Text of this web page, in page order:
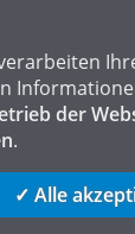
OF LOGISTICS
der
.
✓ Alle